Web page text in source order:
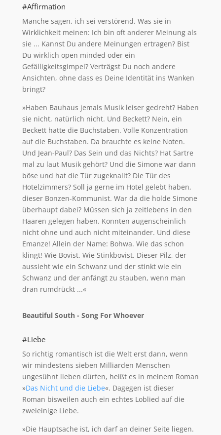
#Affirmation
Manche sagen, ich sei verstörend. Was sie in
Wirklichkeit meinen: Ich bin oft anderer Meinung als
sie ... Kannst Du andere Meinungen ertragen? Bist
Du wirklich open minded oder ein
Gefälligkeitsgimpel? Verträgst Du noch andere
Ansichten, ohne dass es Deine Identität ins Wanken
bringt?
»Haben Bauhaus jemals Musik leiser gedreht? Haben
sie nicht, natürlich nicht. Und Beckett? Nein, ein
Beckett hatte die Buchstaben. Volle Konzentration
auf die Buchstaben. Da brauchte es keine Noten.
Und Jean-Paul? Das Sein und das Nichts? Hat Sartre
mal zu laut Musik gehört? Und die Simone war dann
böse und hat die Tür zugeknallt? Die Tür des
Hotelzimmers? Soll ja gerne im Hotel gelebt haben,
dieser Bonzen-Kommunist. War da die holde Simone
überhaupt dabei? Müssen sich ja zeitlebens in den
Haaren gelegen haben. Konnten augenscheinlich
nicht ohne und auch nicht miteinander. Und diese
Emanze! Allein der Name: Bohwa. Wie das schon
klingt! Wie Bovist. Wie Stinkbovist. Dieser Pilz, der
aussieht wie ein Schwanz und der stinkt wie ein
Schwanz und der anfängt zu stauben, wenn man
dran rumdrückt ...«
Beautiful South - Song For Whoever
#Liebe
So richtig romantisch ist die Welt erst dann, wenn
wir mindestens sieben Milliarden Menschen
ungesühnt lieben dürfen, heißt es in meinem Roman
»Das Nicht und die Liebe«. Dagegen ist dieser
Roman bisweilen auch ein echtes Loblied auf die
zweieinige Liebe.
»Die Hauptsache ist, ich darf an deiner Seite liegen.